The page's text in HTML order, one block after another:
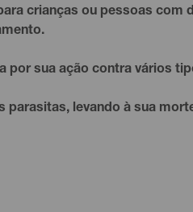
crianças ou pessoas
por sua ação contra vários
levando à sua